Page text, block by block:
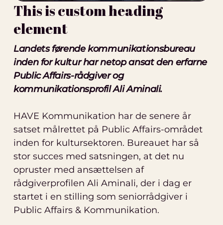
This is custom heading
element
Landets førende kommunikationsbureau
inden for kultur har netop ansat den erfarne
Public Affairs-rådgiver og
kommunikationsprofil Ali Aminali.
HAVE Kommunikation har de senere år
satset målrettet på Public Affairs-området
inden for kultursektoren. Bureauet har så
stor succes med satsningen, at det nu
opruster med ansættelsen af
rådgiverprofilen Ali Aminali, der i dag er
startet i en stilling som seniorrådgiver i
Public Affairs & Kommunikation.